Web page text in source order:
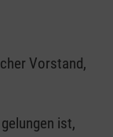
Vorstand,
ist,